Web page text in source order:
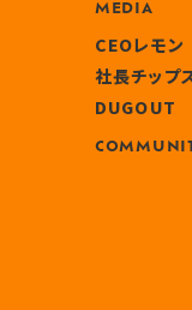
MEDIA
CEOレモン
社長チップ
DUGOUT